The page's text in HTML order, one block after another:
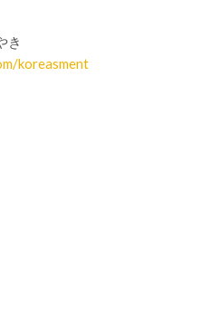
き
koreasment